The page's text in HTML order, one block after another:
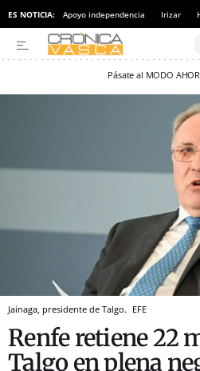
ES NOTICIA: Apoyo independencia Irizar
Pásate al MODO
Jainaga, presidente de Talgo. EFE
Renfe retiene 22
Talgo en plena